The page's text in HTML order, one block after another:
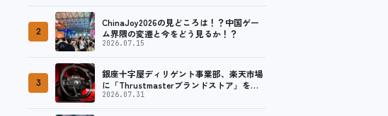
2
ChinaJoy2026の見どころは！？中国ゲー
ム界隈の変遷と今をどう見るか！？
2026.07.15
3
銀座十字屋ディリゲント事業部、楽天市場
に「Thrustmasterブランドストア」をオ
ープン。記念キャンペーンでポイントアッ
2026.07.31